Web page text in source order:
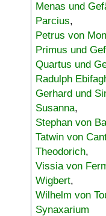
Menas und
Parcius,
Petrus von
Primus und
Quartus und
Radulph
Gerhard und
Susanna,
Stephan von
Tatwin von
Theodorich,
Vissia von
Wigbert,
Wilhelm von
Synaxarium